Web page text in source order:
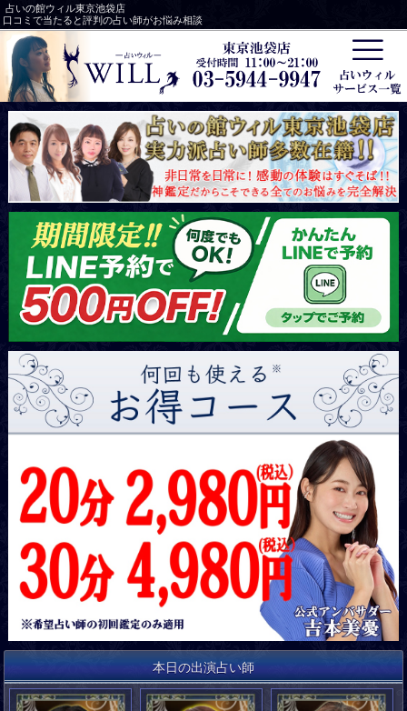
占いの館ウィル東京池袋店
口コミで当たると評判の占い師がお悩み相談
本日の出演占い師